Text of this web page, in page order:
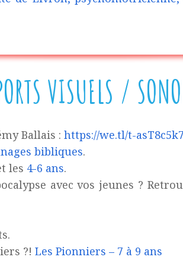
VISUELS /
Ballais : https://we.tl/t-
bibliques.
les 4-6 ans.
avec vos jeunes ?
?! Les Pionniers – 7 à 9 ans